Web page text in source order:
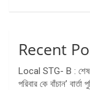
Recent
Local STG- B : শেষ
পরিবার কে বাঁচান’ বার্তা